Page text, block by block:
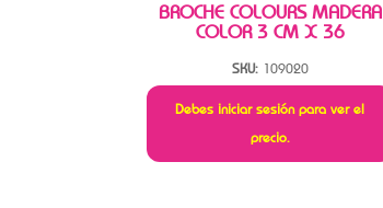
BROCHE COLOURS MADERA
COLOR 3 CM X 36
SKU: 109020
Debes iniciar sesión para ver el
precio.